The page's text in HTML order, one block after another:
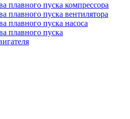
плавного пуска компрессора
плавного пуска вентилятора
плавного пуска насоса
плавного пуска